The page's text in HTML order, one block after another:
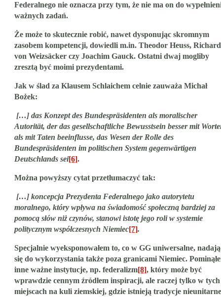
Federalnego nie oznacza przy tym, że nie ma on do
ważnych zadań.
Że może to skutecznie robić, nawet dysponując skromnym
zasobem kompetencji, dowiedli m.in. Theodor Heuss, Richard
von Weizsäcker czy Joachim Gauck. Ostatni dwaj mogliby
zresztą być moimi prezydentami.
Jak w ślad za Klausem Schlaichem celnie zauważa Michał
Bożek:
[…] das Konzept des Bundespräsidenten als moralischer
Autorität, der das gesellschaftliche Bewusstsein besser mit
als mit Taten beeinflusse, das Wesen der Rolle des
Bundespräsidenten im politischen System gegenwärtigen
Deutschlands sei[6].
Można powyższy cytat przetłumaczyć tak:
[…] koncepcja Prezydenta Federalnego jako autorytetu
moralnego, który wpływa na świadomość społeczną bardziej za
pomocą słów niż czynów, stanowi istotę jego roli w systemie
politycznym współczesnych Niemiec[7].
Specjalnie wyeksponowałem to, co w GG uniwersalne,
się do wykorzystania także poza granicami Niemiec.
inne ważne instytucje, np. federalizm[8], który może być
wprawdzie cennym źródłem inspiracji, ale raczej tylko w tych
miejscach na kuli ziemskiej, gdzie istnieją tradycje